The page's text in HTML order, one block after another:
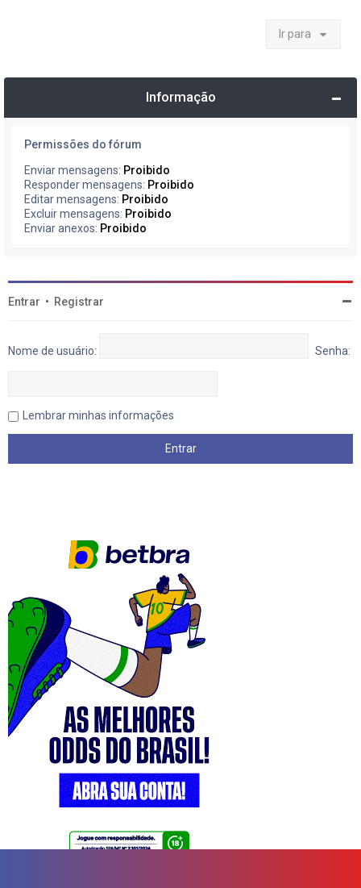
Ir para
Informação
Permissões do fórum
Enviar mensagens: Proibido
Responder mensagens: Proibido
Editar mensagens: Proibido
Excluir mensagens: Proibido
Enviar anexos: Proibido
Entrar • Registrar
Nome de usuário: Senha:
Lembrar minhas informações